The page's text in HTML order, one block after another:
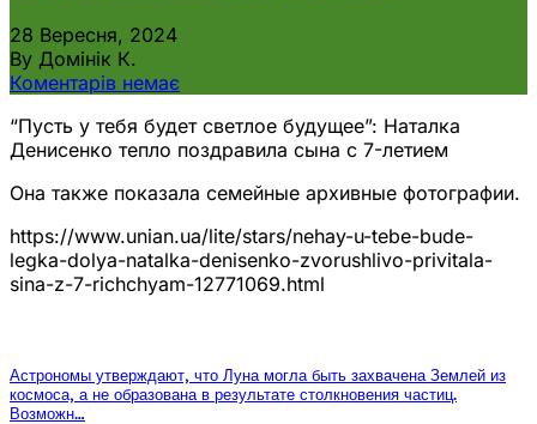
28 Вересня, 2024
By Домінік К.
Коментарів немає
“Пусть у тебя будет светлое будущее”: Наталка
Денисенко тепло поздравила сына с 7-летием
Она также показала семейные архивные фотографии.
https://www.unian.ua/lite/stars/nehay-u-tebe-bude-
legka-dolya-natalka-denisenko-zvorushlivo-privitala-
sina-z-7-richchyam-12771069.html
Астрономы утверждают, что Луна могла быть захвачена Землей из
космоса, а не образована в результате столкновения частиц.
Возможн…